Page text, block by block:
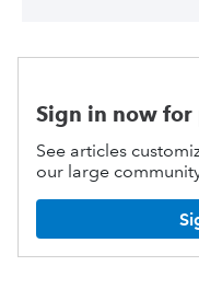
Sign in now
See articles
our large